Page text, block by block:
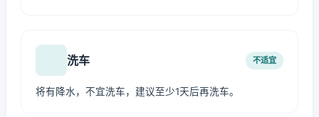
洗车 不适宜
将有降水，不宜洗车，建议至少1天后再洗车。